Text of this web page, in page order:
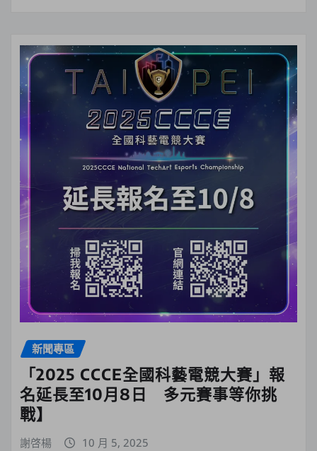
新聞專區
「2025 CCCE全國科藝電競大賽」報
名延長至10月8日 多元賽事等你挑
戰】
謝啓楊 10 月 5, 2025